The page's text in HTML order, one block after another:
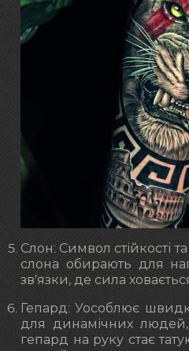
Слон: Символ стійкості
слона обирають для
зв’язки, де сила
Гепард: Уособлює
для динамічних людей,
гепард на руку стає